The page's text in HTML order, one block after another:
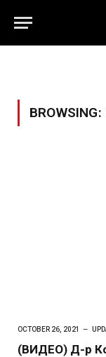
BROWSING:
OCTOBER 26, 2021
(ВИДЕО) Д-р